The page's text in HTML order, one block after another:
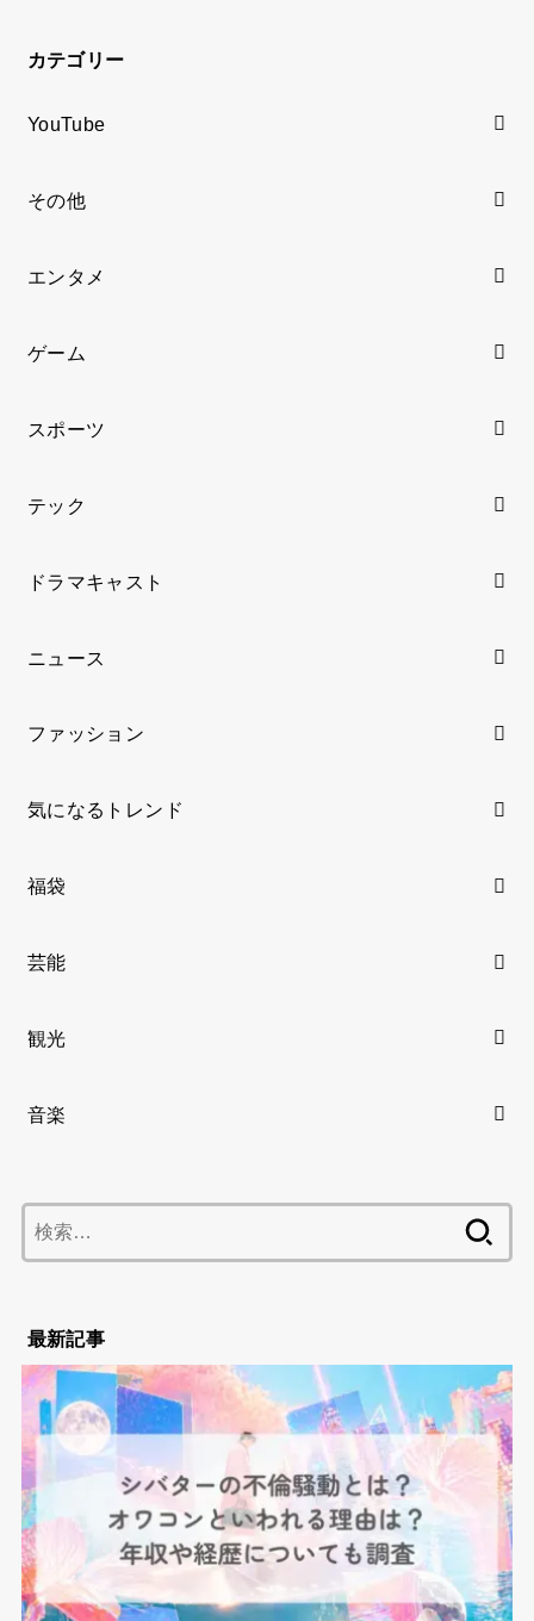
カテゴリー
YouTube
その他
エンタメ
ゲーム
スポーツ
テック
ドラマキャスト
ニュース
ファッション
気になるトレンド
福袋
芸能
観光
音楽
索:
最新記事